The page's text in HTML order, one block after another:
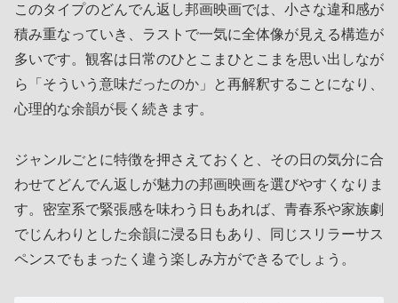
このタイプのどんでん返し邦画映画では、小さな違和感が
積み重なっていき、ラストで一気に全体像が見える構造が
多いです。観客は日常のひとこまひとこまを思い出しなが
ら「そういう意味だったのか」と再解釈することになり、
心理的な余韻が長く続きます。
ジャンルごとに特徴を押さえておくと、その日の気分に合
わせてどんでん返しが魅力の邦画映画を選びやすくなりま
す。密室系で緊張感を味わう日もあれば、青春系や家族劇
でじんわりとした余韻に浸る日もあり、同じスリラーサス
ペンスでもまったく違う楽しみ方ができるでしょう。